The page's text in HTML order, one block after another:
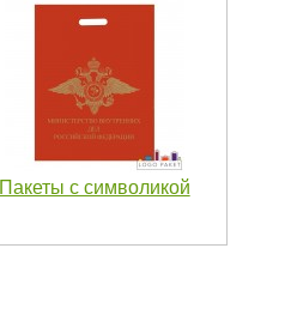
Пакеты с символикой